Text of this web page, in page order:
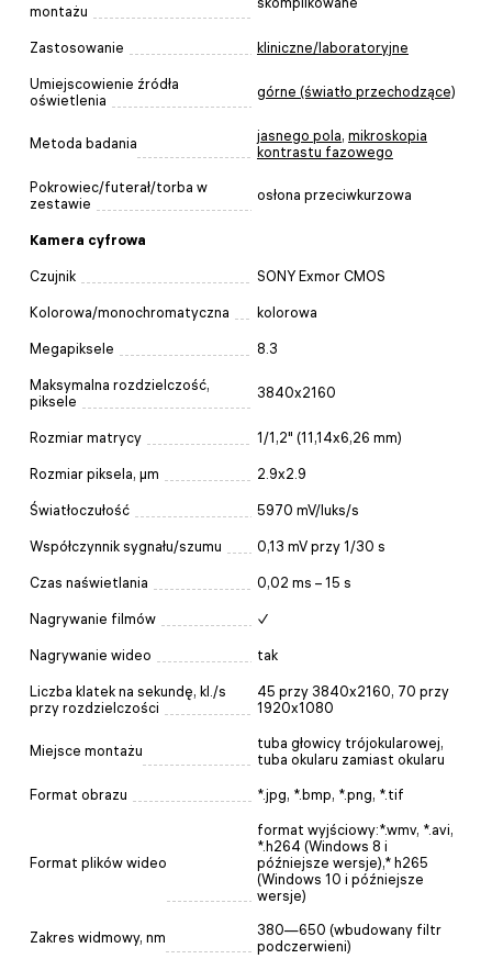
montażu
Zastosowanie kliniczne/laboratoryjne
Umiejscowienie źródła
oświetlenia
górne (światło przechodzące)
Metoda badania jasnego pola, mikroskopia
kontrastu fazowego
Pokrowiec/futerał/torba w
zestawie
osłona przeciwkurzowa
Kamera cyfrowa
Czujnik SONY Exmor CMOS
Kolorowa/monochromatyczna kolorowa
Megapiksele 8.3
Maksymalna rozdzielczość,
piksele
3840x2160
Rozmiar matrycy 1/1,2" (11,14x6,26 mm)
Rozmiar piksela, µm 2.9x2.9
Światłoczułość 5970 mV/luks/s
Współczynnik sygnału/szumu 0,13 mV przy 1/30 s
Czas naświetlania 0,02 ms – 15 s
Nagrywanie filmów ✓
Nagrywanie wideo tak
Liczba klatek na sekundę, kl./s
przy rozdzielczości
45 przy 3840x2160, 70 przy
1920x1080
Miejsce montażu
tuba głowicy trójokularowej,
tuba okularu zamiast okularu
Format obrazu *.jpg, *.bmp, *.png, *.tif
Format plików wideo
format wyjściowy:*.wmv, *.avi,
*.h264 (Windows 8 i
późniejsze wersje),* h265
(Windows 10 i późniejsze
wersje)
Zakres widmowy, nm
380—650 (wbudowany filtr
podczerwieni)